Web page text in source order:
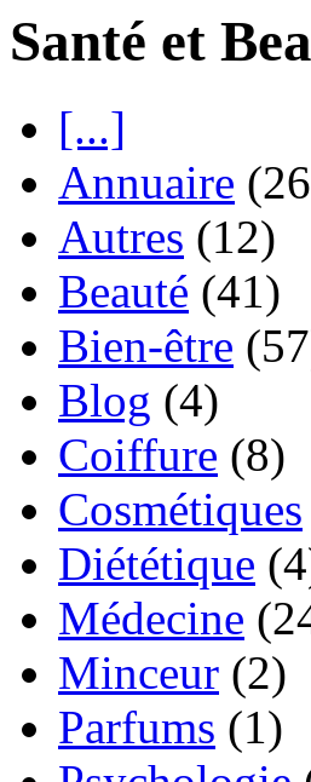
Santé et
[...]
Annuaire
Autres (12)
Beauté (41)
Bien-être
Blog (4)
Coiffure (8)
Cosmétiques
Diététique
Médecine
Minceur (2)
Parfums (1)